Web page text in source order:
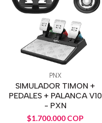
PNX
SIMULADOR TIMON +
PEDALES + PALANCA V10
- PXN
$1.700.000 COP